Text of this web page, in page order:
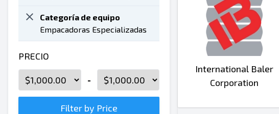
Categoría de equipo
Empacadoras Especializadas
PRECIO
-
Filter by Price
International Baler
Corporation